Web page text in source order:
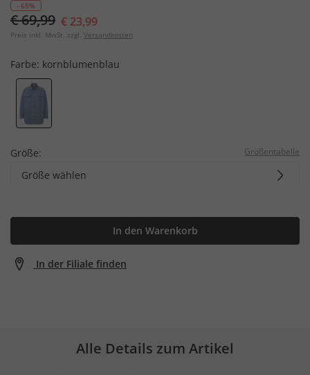
- 65%
€ 69,99 € 23,99
Preis inkl. MwSt. zzgl. Versandkosten
Farbe: kornblumenblau
Größe: Größentabelle
Größe wählen
In den Warenkorb
In der Filiale finden
Alle Details zum Artikel